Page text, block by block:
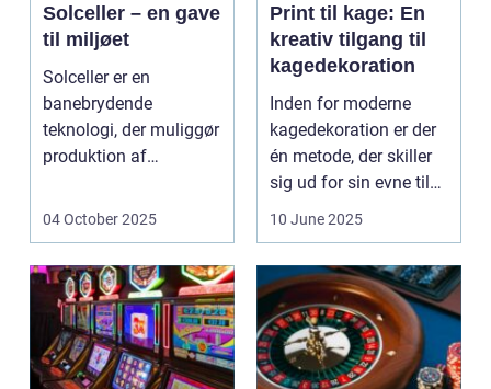
Solceller – en gave
til miljøet
Solceller er en
banebrydende
teknologi, der muliggør
produktion af
udnytt...
04 October 2025
Print til kage: En
kreativ tilgang til
kagedekoration
Inden for moderne
kagedekoration er der
én metode, der skiller
sig ud for sin evne til
10 June 2025